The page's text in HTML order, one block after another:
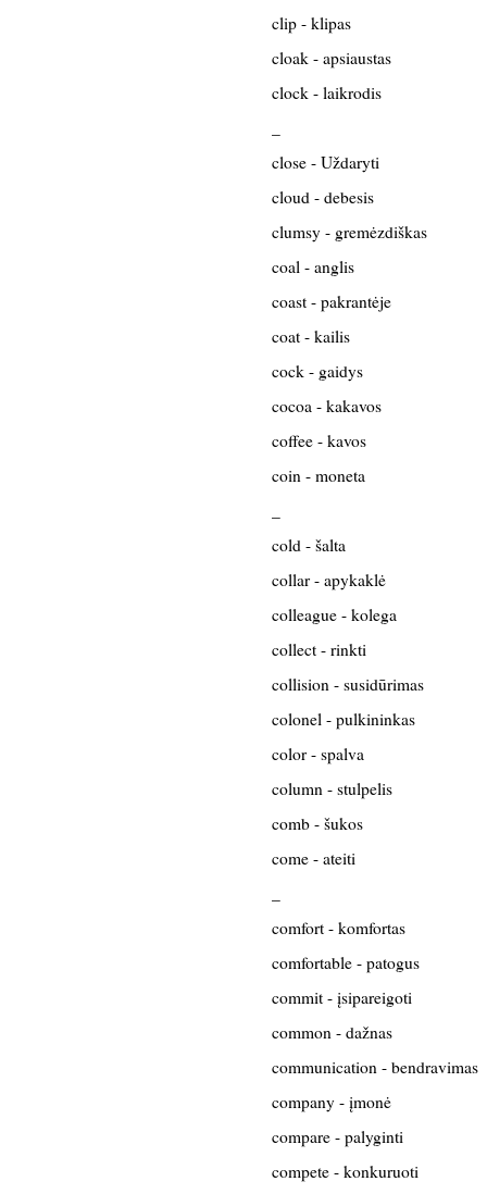
clip - klipas
cloak - apsiaustas
clock - laikrodis
close - Uždaryti
cloud - debesis
clumsy - gremėzdiškas
coal - anglis
coast - pakrantėje
coat - kailis
cock - gaidys
cocoa - kakavos
coffee - kavos
coin - moneta
cold - šalta
collar - apykaklė
colleague - kolega
collect - rinkti
collision - susidūrimas
colonel - pulkininkas
color - spalva
column - stulpelis
comb - šukos
come - ateiti
comfort - komfortas
comfortable - patogus
commit - įsipareigoti
common - dažnas
communication - bendravimas
company - įmonė
compare - palyginti
compete - konkuruoti